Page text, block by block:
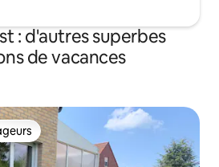
: d'autres superbes
de vacances
les plus appréciés